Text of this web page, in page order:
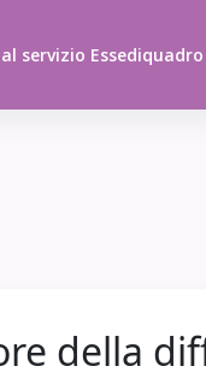
servizio Essediquadro
della